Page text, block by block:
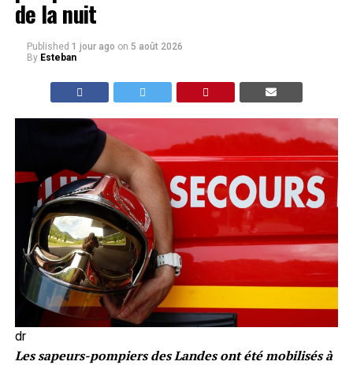
de la nuit
Published 1 jour ago on 5 août 2026
By Esteban
dr
Les sapeurs-pompiers des Landes ont été mobilisés à